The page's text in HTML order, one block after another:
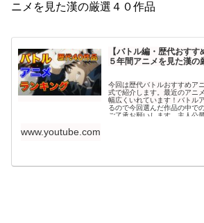
ニメを見た漢の厳選４０作品
【バトル編・歴代おす
５年間アニメを見た漢の
今回は歴代バトルおすすめア
式で紹介します。最近のアニ
幅広くいれています！バトル
るので今回選んだ作品の中で
ご了承お願いします。主人公
www.youtube.com